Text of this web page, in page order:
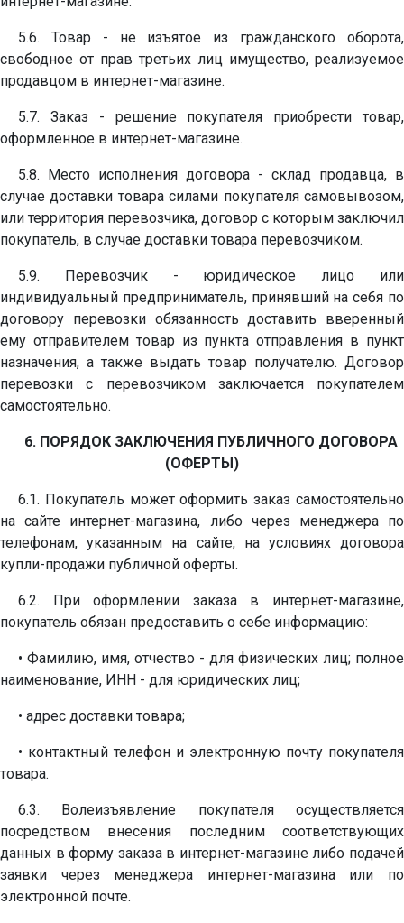
5.6. Товар - не изъятое из гражданского оборота,
свободное от прав третьих лиц имущество, реализуемое
продавцом в интернет-магазине.
5.7. Заказ - решение покупателя приобрести товар,
оформленное в интернет-магазине.
5.8. Место исполнения договора - склад продавца, в
случае доставки товара силами покупателя самовывозом,
или территория перевозчика, договор с которым заключил
покупатель, в случае доставки товара перевозчиком.
5.9. Перевозчик - юридическое лицо или
индивидуальный предприниматель, принявший на себя по
договору перевозки обязанность доставить вверенный
ему отправителем товар из пункта отправления в пункт
назначения, а также выдать товар получателю. Договор
перевозки с перевозчиком заключается покупателем
самостоятельно.
6. ПОРЯДОК ЗАКЛЮЧЕНИЯ ПУБЛИЧНОГО ДОГОВОРА
(ОФЕРТЫ)
6.1. Покупатель может оформить заказ самостоятельно
на сайте интернет-магазина, либо через менеджера по
телефонам, указанным на сайте, на условиях договора
купли-продажи публичной оферты.
6.2. При оформлении заказа в интернет-магазине,
покупатель обязан предоставить о себе информацию:
• Фамилию, имя, отчество - для физических лиц; полное
наименование, ИНН - для юридических лиц;
• адрес доставки товара;
• контактный телефон и электронную почту покупателя
товара.
6.3. Волеизъявление покупателя осуществляется
посредством внесения последним соответствующих
данных в форму заказа в интернет-магазине либо подачей
заявки через менеджера интернет-магазина или по
электронной почте.